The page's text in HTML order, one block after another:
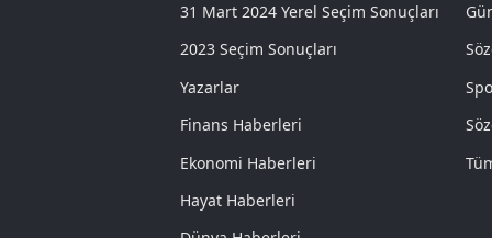
31 Mart 2024 Yerel Seçim Sonuçları
2023 Seçim Sonuçları
Yazarlar
Finans Haberleri
Ekonomi Haberleri
Hayat Haberleri